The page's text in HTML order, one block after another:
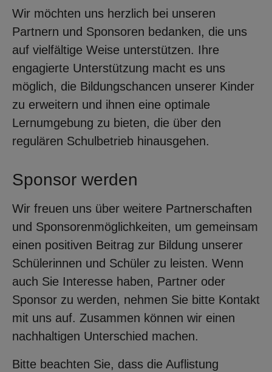
Wir möchten uns herzlich bei unseren
Partnern und Sponsoren bedanken, die uns
auf vielfältige Weise unterstützen. Ihre
engagierte Unterstützung macht es uns
möglich, die Bildungschancen unserer Kinder
zu erweitern und ihnen eine optimale
Lernumgebung zu bieten, die über den
regulären Schulbetrieb hinausgehen.
Sponsor werden
Wir freuen uns über weitere Partnerschaften
und Sponsorenmöglichkeiten, um gemeinsam
einen positiven Beitrag zur Bildung unserer
Schülerinnen und Schüler zu leisten. Wenn
auch Sie Interesse haben, Partner oder
Sponsor zu werden, nehmen Sie bitte Kontakt
mit uns auf. Zusammen können wir einen
nachhaltigen Unterschied machen.
Bitte beachten Sie, dass die Auflistung